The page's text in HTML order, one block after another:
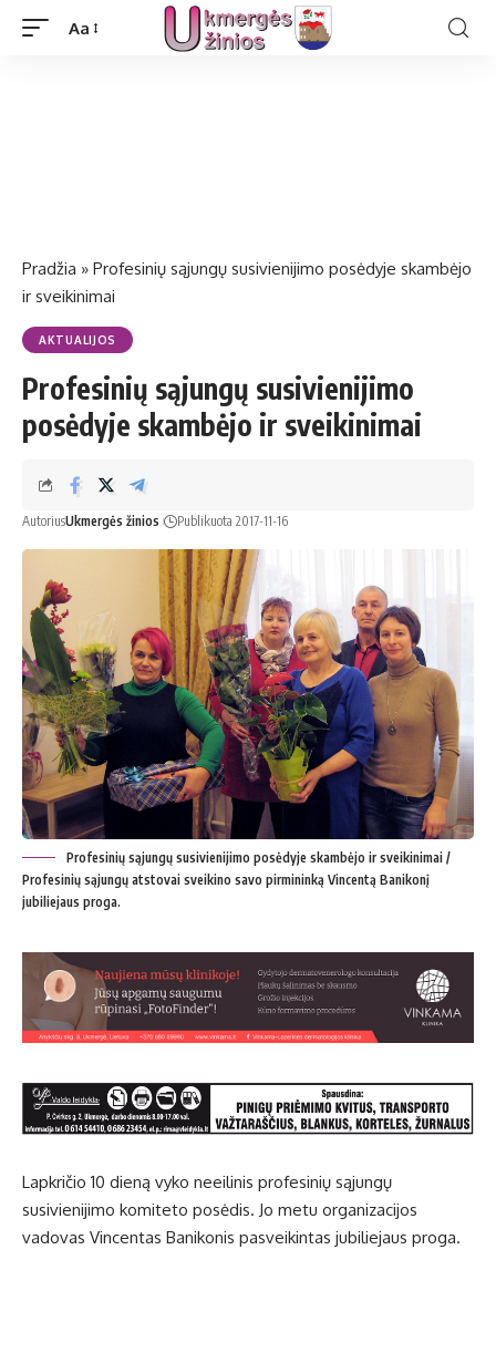
Aa
Pradžia » Profesinių sąjungų susivienijimo posėdyje skambėjo
ir sveikinimai
AKTUALIJOS
Profesinių sąjungų susivienijimo
posėdyje skambėjo ir sveikinimai
AutoriusUkmergės žinios Publikuota 2017-11-16
Profesinių sąjungų susivienijimo posėdyje skambėjo ir sveikinimai /
Profesinių sąjungų atstovai sveikino savo pirmininką Vincentą Banikonį
jubiliejaus proga.
Lapkričio 10 dieną vyko neeilinis profesinių sąjungų
susivienijimo komiteto posėdis. Jo metu organizacijos
vadovas Vincentas Banikonis pasveikintas jubiliejaus proga.